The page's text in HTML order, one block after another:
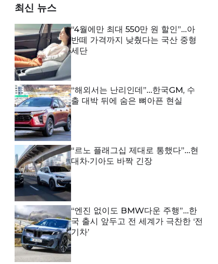
최신 뉴스
“4월에만 최대 550만 원 할인”…아
반떼 가격까지 낮췄다는 국산 중형
세단
“해외서는 난리인데”…한국GM, 수
출 대박 뒤에 숨은 뼈아픈 현실
“르노 플래그십 제대로 통했다”…현
대차·기아도 바짝 긴장
“엔진 없이도 BMW다운 주행”…한
국 출시 앞두고 전 세계가 극찬한 ‘전
기차’